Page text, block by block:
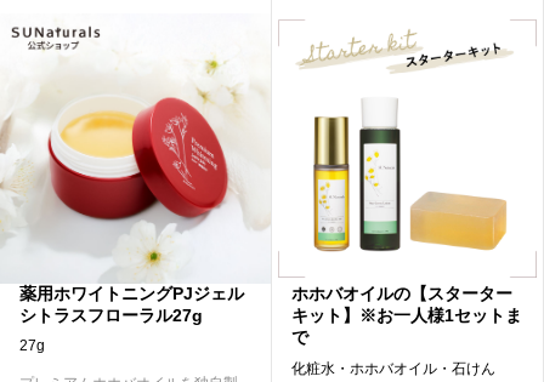
薬用ホワイトニングPJジェル
シトラスフローラル27g
27g
ホホバオイルの【スターター
キット】※お一人様1セットま
で
化粧水・ホホバオイル・石けん